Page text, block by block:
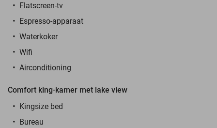
Flatscreen-tv
Espresso-apparaat
Waterkoker
Wifi
Airconditioning
Comfort king-kamer met lake view
Kingsize bed
Bureau